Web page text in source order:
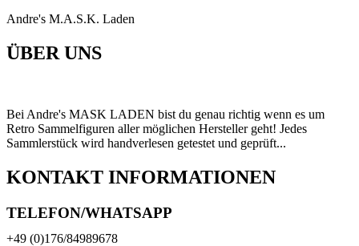
Andre's M.A.S.K. Laden
ÜBER UNS
Bei Andre's MASK LADEN bist du genau richtig wenn es um
Retro Sammelfiguren aller möglichen Hersteller geht! Jedes
Sammlerstück wird handverlesen getestet und geprüft...
KONTAKT INFORMATIONEN
TELEFON/WHATSAPP
+49 (0)176/84989678